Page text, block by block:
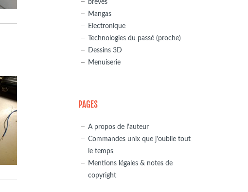
breves
Mangas
Electronique
Technologies du passé (proche)
Dessins 3D
Menuiserie
PAGES
A propos de l'auteur
Commandes unix que j'oublie tout
le temps
Mentions légales & notes de
copyright